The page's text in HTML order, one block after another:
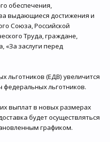
обеспечения,
выдающиеся достижения и
Союза, Российской
Труда, граждане,
заслуги перед
льготников (ЕДВ) увеличится
федеральных льготников.
выплат в новых размерах
будет осуществляться
графиком.